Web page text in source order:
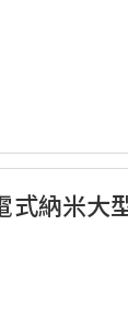
式納米大